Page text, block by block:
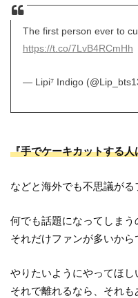
The first person ever to
https://t.co/7LvB4RCmHh
— Lipi⁷ Indigo
『手でケーキカットする
などと海外でも不思議がる
何でも話題になってしまう
それだけファンが多いから
やりたいようにやってほし
それで離れるなら、それも